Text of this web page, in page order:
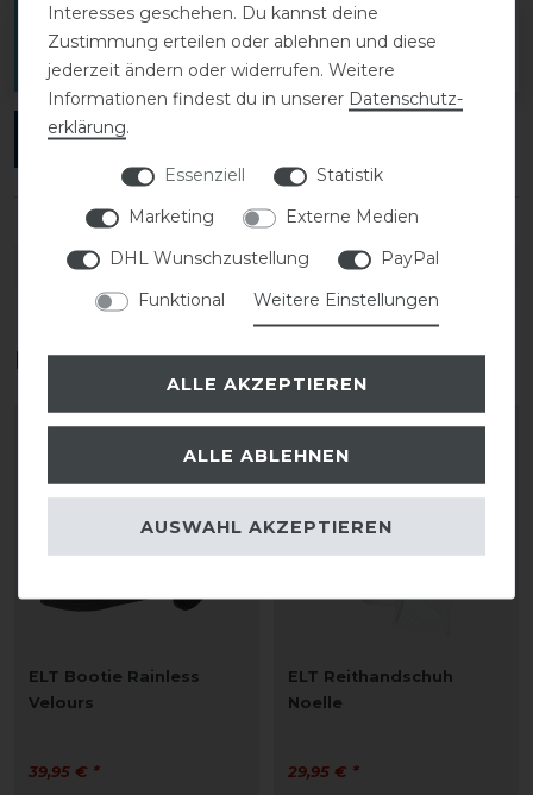
Melde dich an, um eine Kundenrezension zu
verfassen.
ANMELDEN
DETAILS ZUR PRODUKTSICHERHEIT
Das perfekte Zubehör für dich
ELT Bootie Rainless
Velours
39,95 € *
ELT Reithandschuh
Noelle
29,95 € *
Interesses geschehen. Du kannst deine
Zustimmung erteilen oder ablehnen und diese
jederzeit ändern oder widerrufen. Weitere
Informationen findest du in unserer Daten­schutz­
erklärung.
Essenziell
Statistik
Marketing
Externe Medien
DHL Wunschzustellung
PayPal
Funktional
Weitere Einstellungen
ALLE AKZEPTIEREN
ALLE ABLEHNEN
AUSWAHL AKZEPTIEREN